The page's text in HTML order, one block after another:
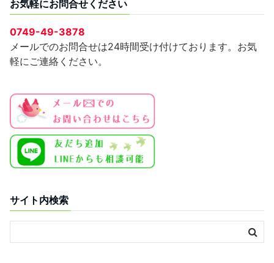
お気軽にお問合せください
0749-49-3878
メールでのお問合せは24時間受け付けております。お気
軽にご連絡ください。
サイト内検索